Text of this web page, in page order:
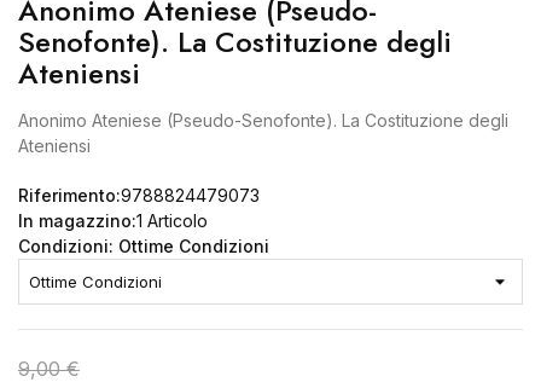
Anonimo Ateniese (Pseudo-
Senofonte). La Costituzione degli
Ateniensi
Anonimo Ateniese (Pseudo-Senofonte). La Costituzione degli
Ateniensi
Riferimento:9788824479073
In magazzino:1 Articolo
Condizioni: Ottime Condizioni
9,00 €